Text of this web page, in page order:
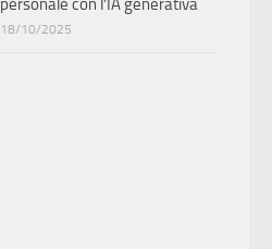
personale con l’IA generativa
18/10/2025